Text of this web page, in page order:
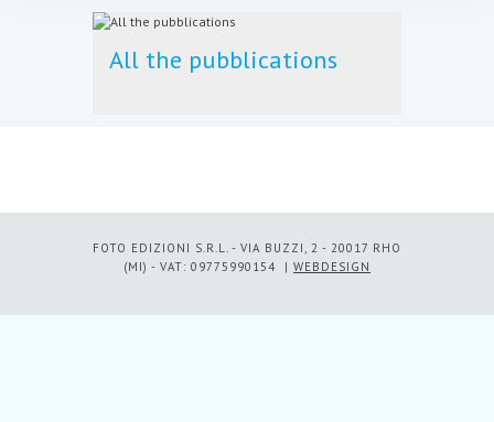
All the pubblications
FOTO EDIZIONI S.R.L. - VIA BUZZI, 2 - 20017 RHO
(MI) - VAT: 09775990154 | WEBDESIGN